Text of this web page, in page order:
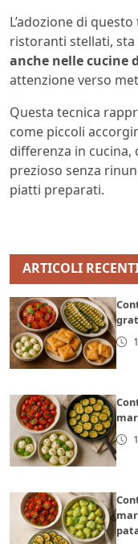
L’adozione di
ristoranti stellati,
anche nelle cucine
attenzione verso
Questa tecnica
come piccoli
differenza in
prezioso senza
piatti preparati.
ARTICOLI